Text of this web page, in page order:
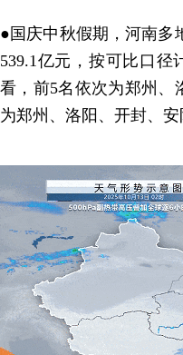
●国庆中秋假期，河南多
539.1亿元，按可比口径
看，前5名依次为郑州、
为郑州、洛阳、开封、安